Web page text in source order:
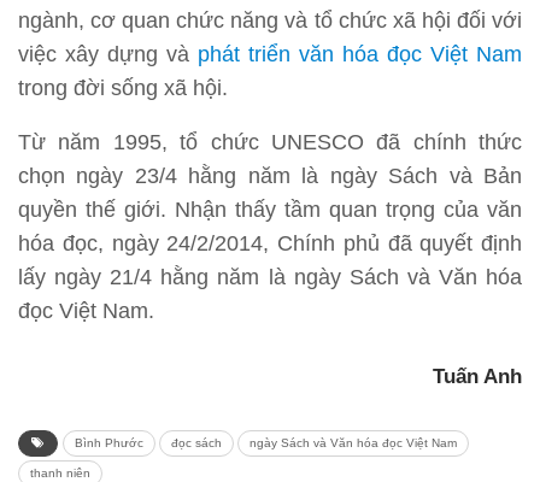
ngành, cơ quan chức năng và tổ chức xã hội đối với
việc xây dựng và phát triển văn hóa đọc Việt Nam
trong đời sống xã hội.
Từ năm 1995, tổ chức UNESCO đã chính thức
chọn ngày 23/4 hằng năm là ngày Sách và Bản
quyền thế giới. Nhận thấy tầm quan trọng của văn
hóa đọc, ngày 24/2/2014, Chính phủ đã quyết định
lấy ngày 21/4 hằng năm là ngày Sách và Văn hóa
đọc Việt Nam.
Tuấn Anh
Bình Phước đọc sách ngày Sách và Văn hóa đọc Việt Nam
thanh niên